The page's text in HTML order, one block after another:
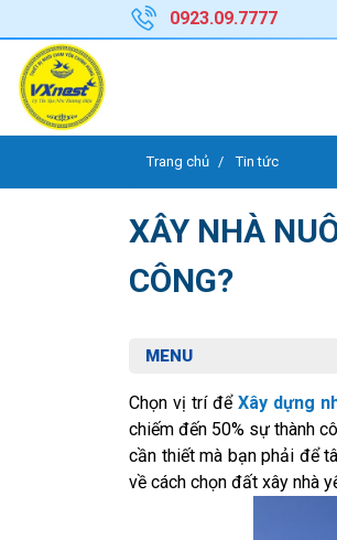
0923.09.7777
Trang chủ Tin tức
XÂY NHÀ
CÔNG?
MENU
Chọn vị trí để Xây dựng
chiếm đến 50% sự thành
cần thiết mà bạn phải để
về cách chọn đất xây nhà